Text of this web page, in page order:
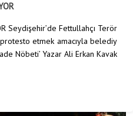
Seydişehir’de Fettullahçı Terör
etmek amacıyla belediy
Nöbeti’ Yazar Ali Erkan Kavak